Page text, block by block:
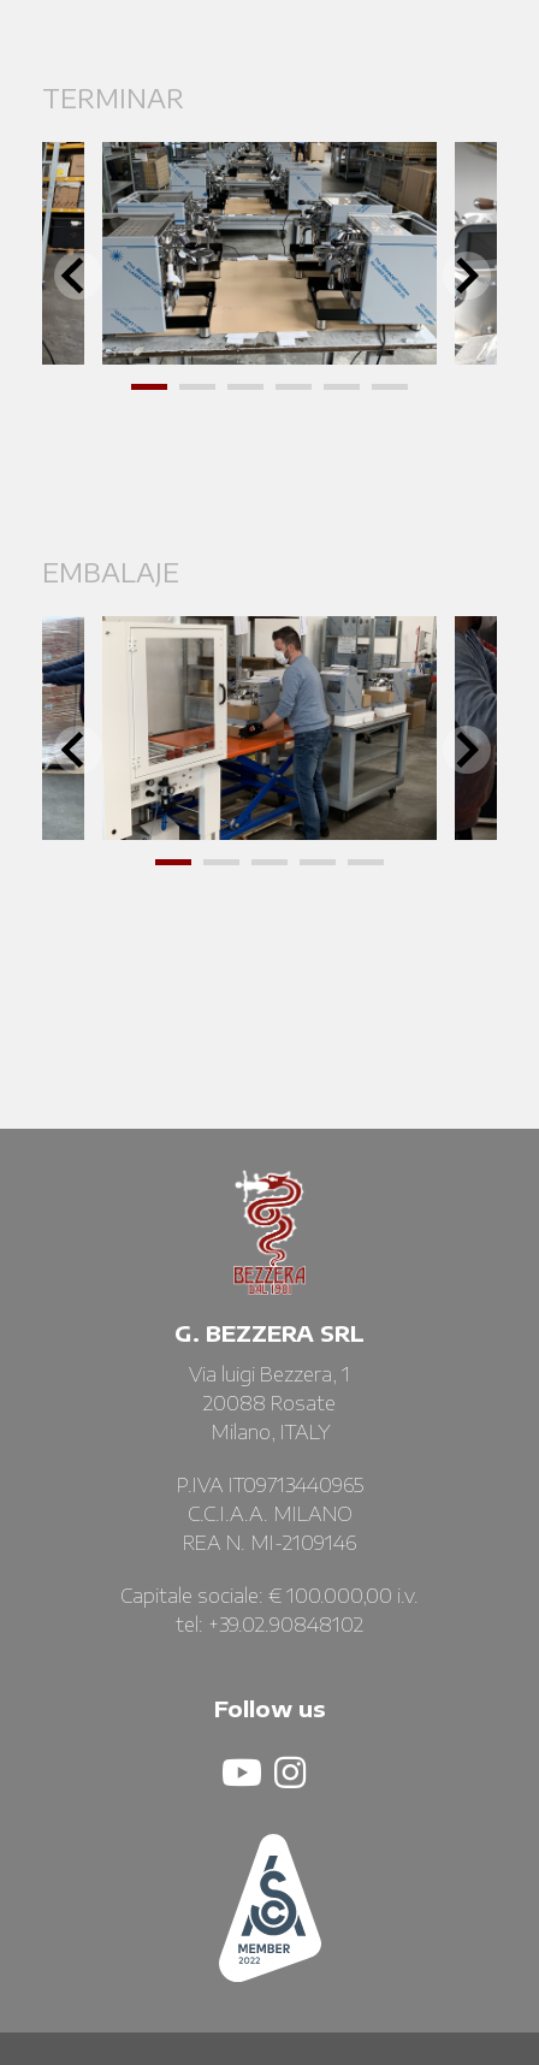
TERMINAR
EMBALAJE
G. BEZZERA SRL
Via luigi Bezzera, 1
20088 Rosate
Milano, ITALY
P.IVA IT09713440965
C.C.I.A.A. MILANO
REA N. MI-2109146
Capitale sociale: € 100.000,00 i.v.
tel: +39.02.90848102
Follow us